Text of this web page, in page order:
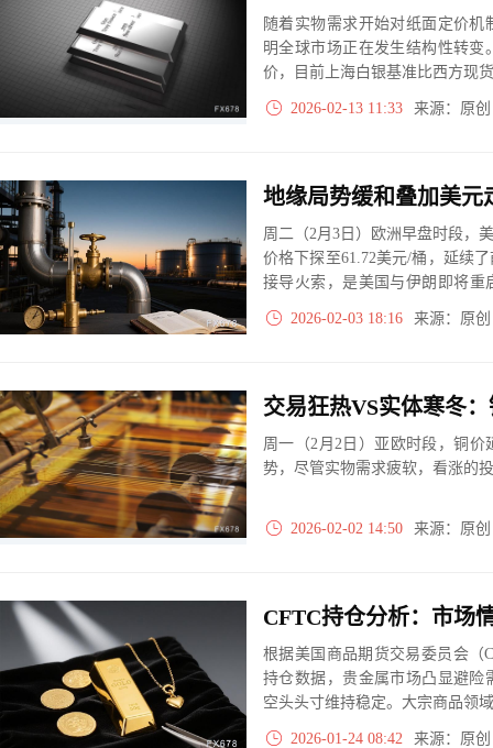
随着实物需求开始对纸面定价
明全球市场正在发生结构性转
价，目前上海白银基准比西方现
2026-02-13 11:33 来源：原
地缘局势缓和叠加美元
周二（2月3日）欧洲早盘时段，
价格下探至61.72美元/桶，延续
接导火索，是美国与伊朗即将
在土耳其会晤，这显著降低了
险而附加在油价中的风险溢价正
2026-02-03 18:16 来源：原
周一（2月2日）亚欧时段，铜
势，尽管实物需求疲软，看涨的
2026-02-02 14:50 来源：原
根据美国商品期货交易委员会（
持仓数据，贵金属市场凸显避险
空头头寸维持稳定。大宗商品领
2026-01-24 08:42 来源：原